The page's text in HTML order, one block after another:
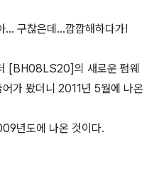
... 구찮은데...깝깝해하다가!
[BH08LS20]의 새로운 펌웨
가 봤더니 2011년 5월에 나온
년도에 나온 것이다.